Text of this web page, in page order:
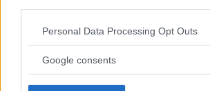
Please note that this website/app uses one
not limited to your visit or usage behaviour.
use your data for below specified purposes
Personal Data Processing Opt Outs
Google consents
att fortsätta läsa.